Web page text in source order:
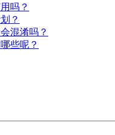
吗？
？
混淆吗？
些呢？